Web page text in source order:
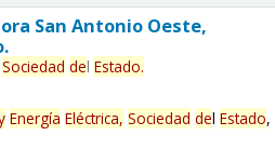
San Antonio Oeste,
Sociedad del Estado.
Energía Eléctrica, Sociedad del Estado,